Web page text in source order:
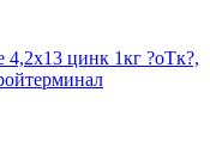
цинк 1кг ?оТк?,